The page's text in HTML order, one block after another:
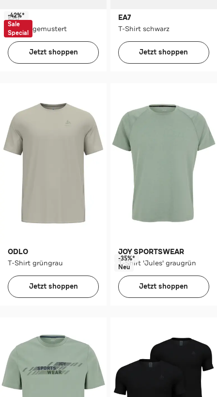
EA7
T-Shirt gemustert
-42%*
Sale
Special
Jetzt shoppen
EA7
T-Shirt schwarz
Jetzt shoppen
ODLO
T-Shirt grüngrau
Jetzt shoppen
JOY SPORTSWEAR
T-Shirt 'Jules' graugrün
-35%*
Neu
Jetzt shoppen